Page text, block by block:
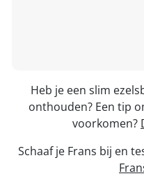
Heb je een slim
onthouden? Een tip
voorkomen?
Schaaf je Frans bij en